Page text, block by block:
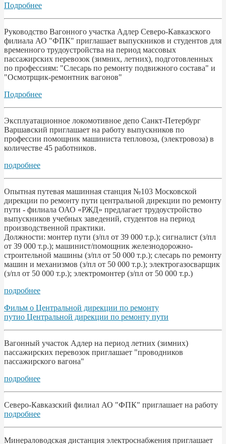
Подробнее
Руководство Вагонного участка Адлер Северо-Кавказского
филиала АО "ФПК" приглашает выпускников и студентов для
временного трудоустройства на период массовых
пассажирских перевозок (зимних, летних), подготовленных
по профессиям: "Слесарь по ремонту подвижного состава" и
"Осмотрщик-ремонтник вагонов"
Подробнее
Эксплуатационное локомотивное депо Санкт-Петербург
Варшавский приглашает на работу выпускников по
профессии помощник машиниста тепловоза, (электровоза) в
количестве 45 работников.
подробнее
Опытная путевая машинная станция №103 Московской
дирекции по ремонту пути центральной дирекции по ремонту
пути - филиала ОАО «РЖД» предлагает трудоустройство
выпускников учебных заведений, студентов на период
производственной практики.
Должности: монтер пути (з/пл от 39 000 т.р.); сигналист (з/пл
от 39 000 т.р.); машинист/помощник железнодорожно-
строительной машины (з/пл от 50 000 т.р.); слесарь по ремонту
машин и механизмов (з/пл от 50 000 т.р.); электрогазосварщик
(з/пл от 50 000 т.р.); электромонтер (з/пл от 50 000 т.р.)
подробнее
Фильм о Центральной дирекции по ремонту
путио Центральной дирекции по ремонту пути
Вагонный участок Адлер на период летних (зимних)
пассажирских перевозок приглашает "проводников
пассажирского вагона"
подробнее
Северо-Кавказский филиал АО "ФПК" приглашает на работу
подробнее
Минераловодская дистанция электроснабжения приглашает